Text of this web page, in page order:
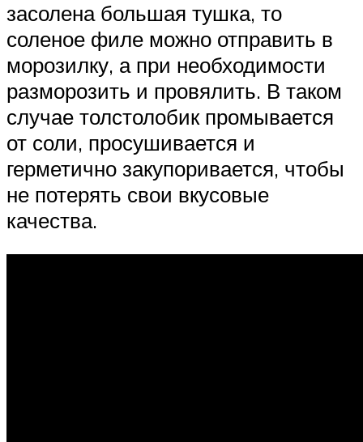
засолена большая тушка, то
соленое филе можно отправить в
морозилку, а при необходимости
разморозить и провялить. В таком
случае толстолобик промывается
от соли, просушивается и
герметично закупоривается, чтобы
не потерять свои вкусовые
качества.